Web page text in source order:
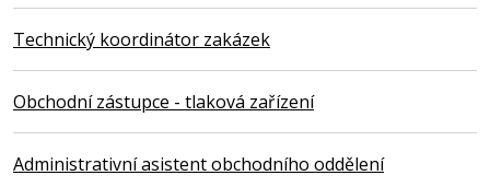
Technický koordinátor zakázek
Obchodní zástupce - tlaková zařízení
Administrativní asistent obchodního oddělení